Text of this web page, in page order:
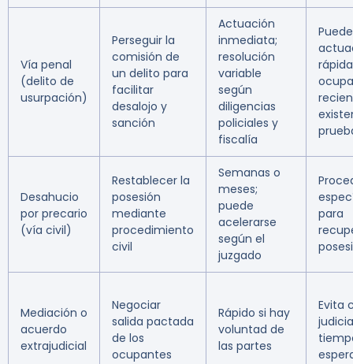
Vía penal
(delito de
usurpación)
Perseguir la
comisión de
un delito para
facilitar
desalojo y
sanción
Actuación
inmediata;
resolución
variable
según
diligencias
policiales y
fiscalía
Desahucio
por precario
(vía civil)
Restablecer la
posesión
mediante
procedimiento
civil
Semanas o
meses;
puede
acelerarse
según el
juzgado
para
Mediación o
acuerdo
extrajudicial
Negociar
salida pactada
de los
ocupantes
Rápido si hay
voluntad de
las partes
Evita